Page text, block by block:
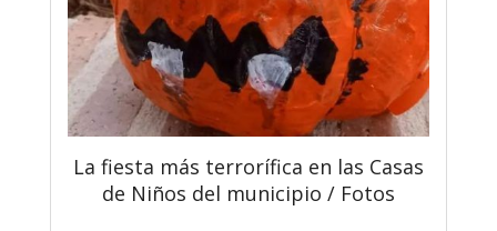
La fiesta más terrorífica en las Casas
de Niños del municipio / Fotos